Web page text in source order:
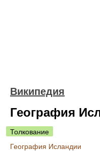
Википедия
География
Толкование
География Исландии